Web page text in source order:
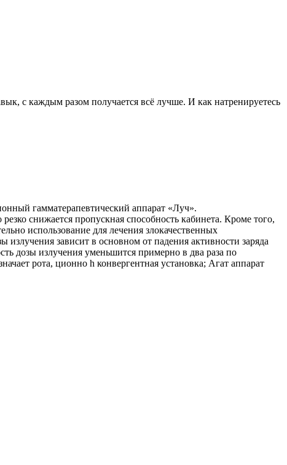
с каждым разом получается всё лучше. И как натренируетесь
гамматерапевтический аппарат «Луч».
снижается пропускная способность кабинета. Кроме того,
использование для лечения злокачественных
зависит в основном от падения активности заряда
дозы излучения уменьшится примерно в два раза по
рота, ционно h конвергентная установка; Агат аппарат